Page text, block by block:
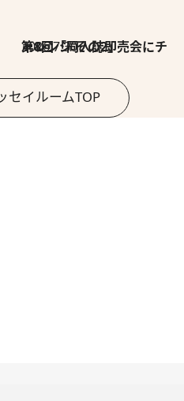
2026.7.30
第8回「同人誌即売会にチャレンジ その2」
セイルームTOP